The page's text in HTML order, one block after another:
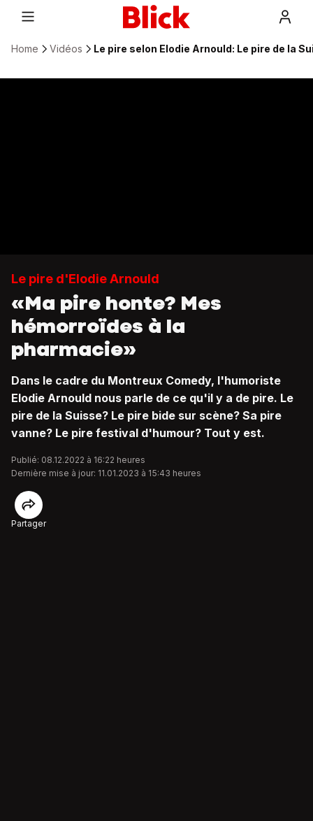
Home Vidéos Le pire selon Elodie Arnould: Le pire de la
Le pire d'Elodie Arnould
«Ma pire honte? Mes
hémorroïdes à la
pharmacie»
Dans le cadre du Montreux Comedy, l'humoriste
Elodie Arnould nous parle de ce qu'il y a de pire. Le
pire de la Suisse? Le pire bide sur scène? Sa pire
vanne? Le pire festival d'humour? Tout y est.
Publié: 08.12.2022 à 16:22 heures
Dernière mise à jour: 11.01.2023 à 15:43 heures
Partager